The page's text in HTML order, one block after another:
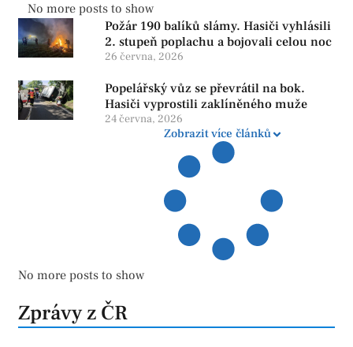
No more posts to show
Požár 190 balíků slámy. Hasiči vyhlásili
2. stupeň poplachu a bojovali celou noc
26 června, 2026
Popelářský vůz se převrátil na bok.
Hasiči vyprostili zaklíněného muže
24 června, 2026
Zobrazit více článků
No more posts to show
Zprávy z ČR